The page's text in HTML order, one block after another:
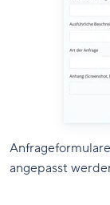
angepasst